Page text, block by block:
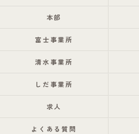
本部
富士事業所
清水事業所
しだ事業所
求人
よくある質問